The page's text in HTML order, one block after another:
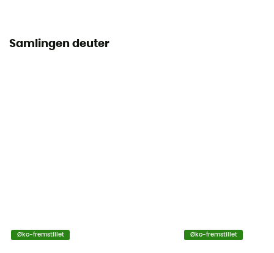
Samlingen deuter
Øko-fremstillet Øko-fremstillet